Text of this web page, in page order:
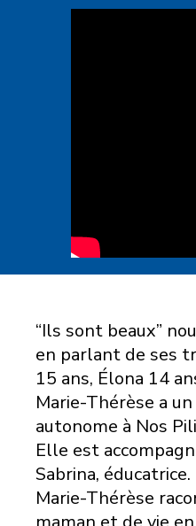
“Ils sont beaux”
en parlant de ses
15 ans, Élona 14
Marie-Thérèse a
autonome à Nos
Elle est
Sabrina, éducatrice.
Marie-Thérèse